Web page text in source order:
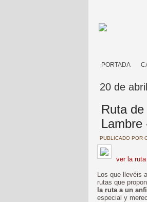
PORTADA
20 de
Ruta
Lambre
PUBLICADO POR
ver la
Los que llevéis
rutas que
la ruta a un
especial y